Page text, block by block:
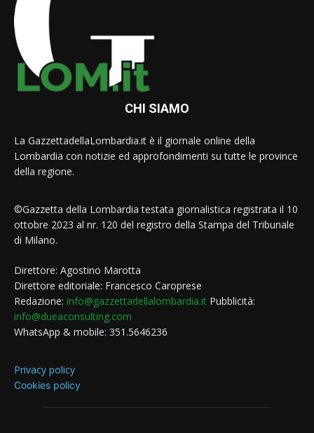
CHI SIAMO
La GazzettadellaLombardia.it è il giornale online della
Lombardia con notizie ed approfondimenti su tutte le province
della regione.
©Gazzetta della Lombardia testata giornalistica registrata il 10
ottobre 2023 al nr. 120 del registro della Stampa del Tribunale
di Milano.
Direttore: Agostino Marotta
Direttore editoriale: Francesco Caroprese
Redazione: info@gazzettadellalombardia.it Pubblicità:
info@dueaconsulting.com
WhatsApp & mobile: 351.5646236
Privacy policy
Cookies policy